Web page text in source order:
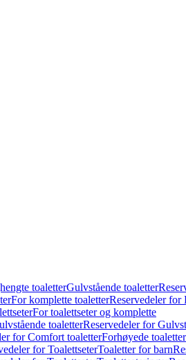
toaletterGulvstående toaletter
For komplette toaletterReservedeler for
For toalettseter og komplette
toaletterReservedeler for
for Comfort toaletterForhøyede toaletter
for ToalettseterToaletter for barn